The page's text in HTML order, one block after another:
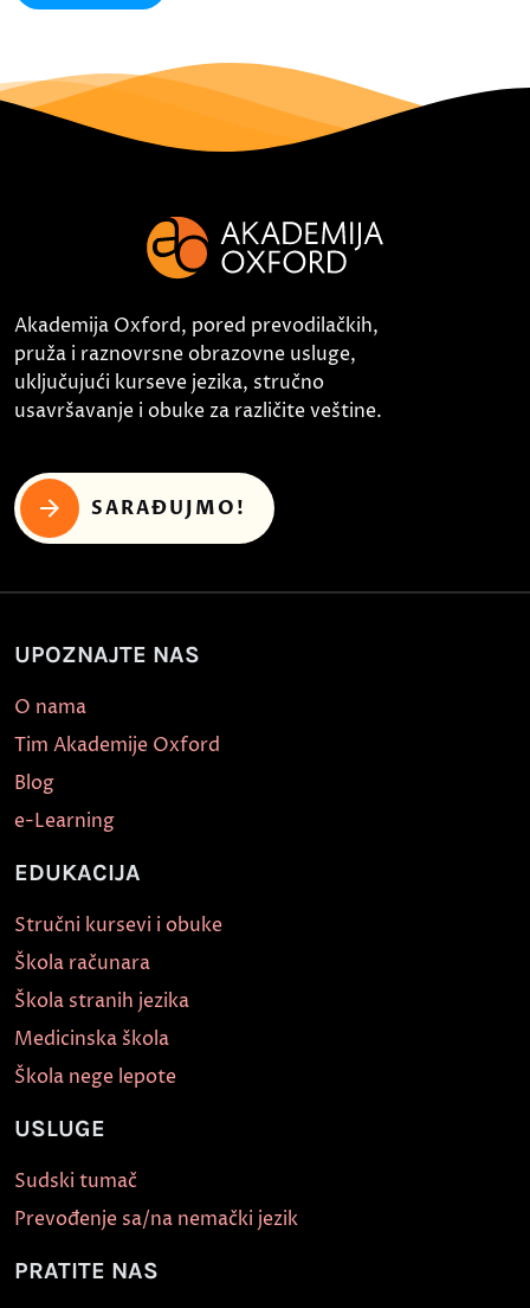
Akademija Oxford, pored prevodilačkih,
pruža i raznovrsne obrazovne usluge,
uključujući kurseve jezika, stručno
usavršavanje i obuke za različite veštine.
SARAĐUJMO!
UPOZNAJTE NAS
O nama
Tim Akademije Oxford
Blog
e-Learning
EDUKACIJA
Stručni kursevi i obuke
Škola računara
Škola stranih jezika
Medicinska škola
Škola nege lepote
USLUGE
Sudski tumač
Prevođenje sa/na nemački jezik
PRATITE NAS